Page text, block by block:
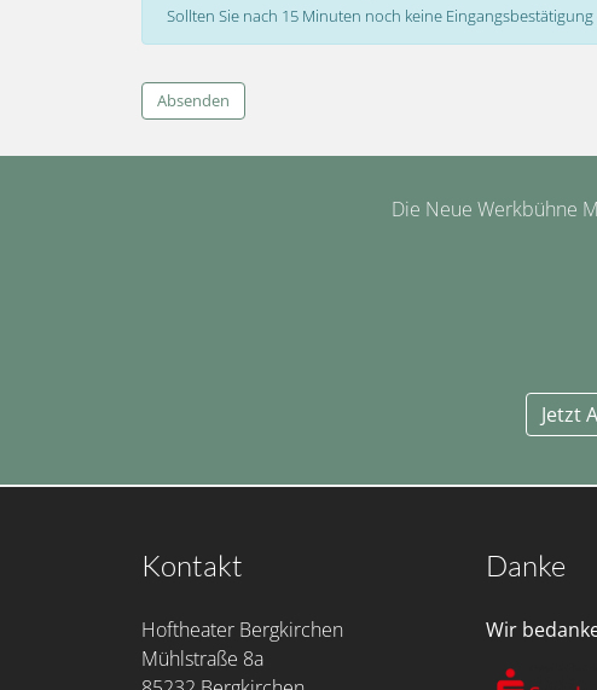
Sollten Sie nach 15 Minuten noch keine
Absenden
Die Neue Werkbühne
Jetzt
Kontakt
Hoftheater Bergkirchen
Mühlstraße 8a
Danke
Wir